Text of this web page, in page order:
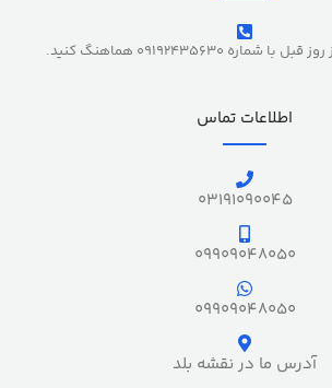
09192435630 هماهنگ کنید.
اطلاعات تماس
03191090045
09909048050
09909048050
آدرس ما در نقشه بلد